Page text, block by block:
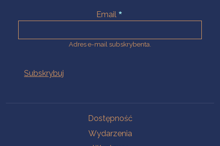
Email
Adres e-mail subskrybenta.
Dostępność
Wydarzenia